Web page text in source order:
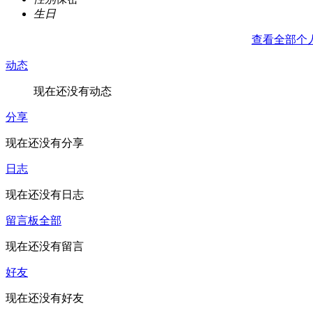
生日
查看全部个
动态
现在还没有动态
分享
现在还没有分享
日志
现在还没有日志
留言板全部
现在还没有留言
好友
现在还没有好友